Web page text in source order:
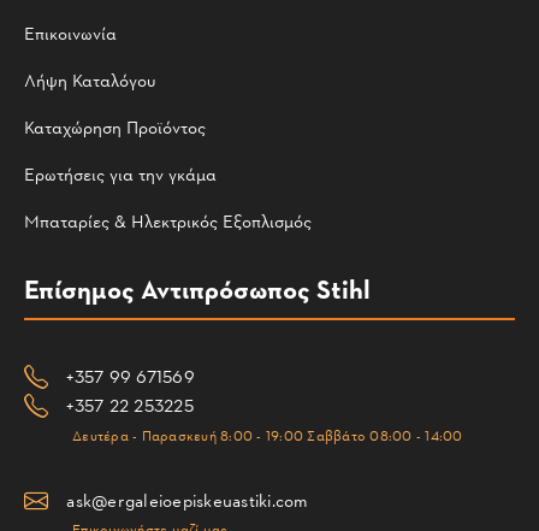
Επικοινωνία
Λήψη Καταλόγου
Καταχώρηση Προϊόντος
Ερωτήσεις για την γκάμα
Μπαταρίες & Ηλεκτρικός Εξοπλισμός
Επίσημος Αντιπρόσωπος Stihl
+357 99 671569
+357 22 253225
Δευτέρα - Παρασκευή 8:00 - 19:00 Σαββάτο 08:00 - 14:00
ask@ergaleioepiskeuastiki.com